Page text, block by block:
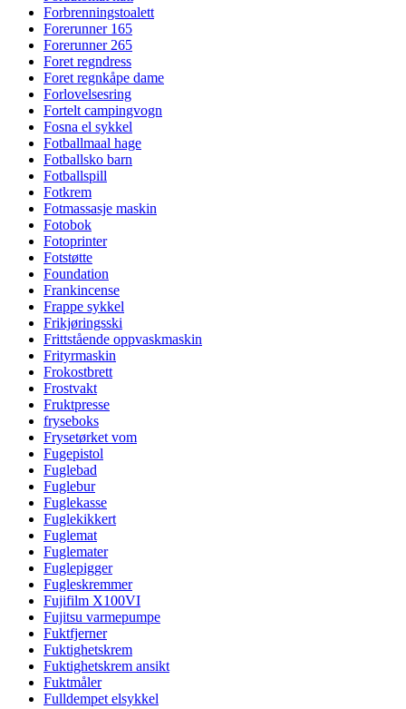
Forbrenningstoalett
Forerunner 165
Forerunner 265
Foret regndress
Foret regnkåpe dame
Forlovelsesring
Fortelt campingvogn
Fosna el sykkel
Fotballmaal hage
Fotballsko barn
Fotballspill
Fotkrem
Fotmassasje maskin
Fotobok
Fotoprinter
Fotstøtte
Foundation
Frankincense
Frappe sykkel
Frikjøringsski
Frittstående oppvaskmaskin
Frityrmaskin
Frokostbrett
Frostvakt
Fruktpresse
fryseboks
Frysetørket vom
Fugepistol
Fuglebad
Fuglebur
Fuglekasse
Fuglekikkert
Fuglemat
Fuglemater
Fuglepigger
Fugleskremmer
Fujifilm X100VI
Fujitsu varmepumpe
Fuktfjerner
Fuktighetskrem
Fuktighetskrem ansikt
Fuktmåler
Fulldempet elsykkel